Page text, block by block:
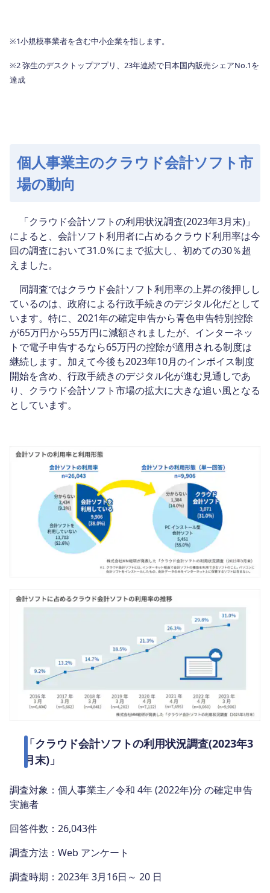
※1小規模事業者を含む中小企業を指します。
※2 弥生のデスクトップアプリ、23年連続で日本国内販売シェアNo.1を
達成
個人事業主のクラウド会計ソフト市
場の動向
「クラウド会計ソフトの利用状況調査(2023年3月末)」
によると、会計ソフト利用者に占めるクラウド利用率は今
回の調査において31.0％にまで拡大し、初めての30％超
えました。
同調査ではクラウド会計ソフト利用率の上昇の後押しし
ているのは、政府による行政手続きのデジタル化だとして
います。特に、2021年の確定申告から青色申告特別控除
が65万円から55万円に減額されましたが、インターネッ
トで電子申告するなら65万円の控除が適用される制度は
継続します。加えて今後も2023年10月のインボイス制度
開始を含め、行政手続きのデジタル化が進む見通しであ
り、クラウド会計ソフト市場の拡大に大きな追い風となる
としています。
「クラウド会計ソフトの利用状況調査(2023年3
月末)」
調査対象：個人事業主／令和 4年 (2022年)分 の確定申告
実施者
回答件数：26,043件
調査方法：Web アンケート
調査時期：2023年 3月16日～ 20 日